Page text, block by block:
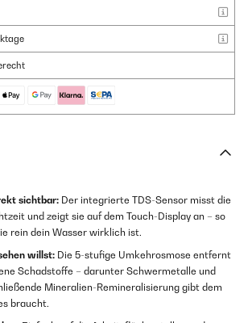
sichtbar: Der integrierte TDS-Sensor misst die
und zeigt sie auf dem Touch-Display an – so
rein dein Wasser wirklich ist.
willst: Die 5-stufige Umkehrosmose entfernt
Schadstoffe – darunter Schwermetalle und
Mineralien-Remineralisierung gibt dem
braucht.